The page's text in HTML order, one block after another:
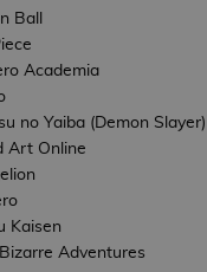
a
i
n
J
e
g
o
E
s
t
u
c
Ball
Academia
no Yaiba (Demon Slayer)
Art Online
Kaisen
Bizarre Adventures